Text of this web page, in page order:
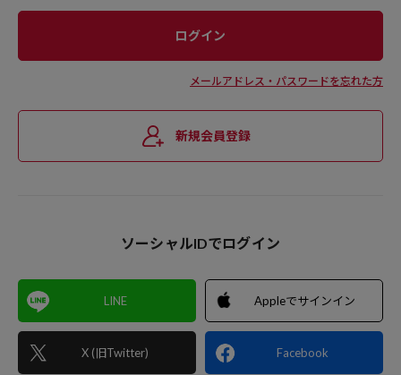
メールアドレス・パスワードを忘れた方
新規会員登録
ソーシャルIDでログイン
LINE
X (旧Twitter)
Appleでサインイン
Facebook